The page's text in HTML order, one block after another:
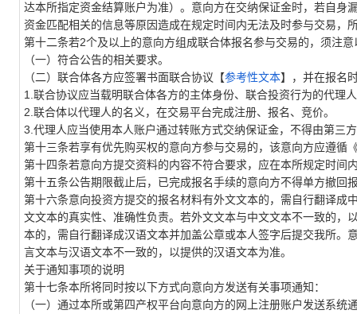
达本所指定资金结算账户为准）。意向方在交纳保证金时，若自
资金匹配相关的信息等原因造成在规定时间内无法及时参与交易，
第十二条若2个及以上的意向方组成联合体报名参与交易的，须注意
（一）符合公告的相关要求。
（二）联合体各方应签署书面联合协议【参考性文本】，并在报名
1.联合协议应当载明联合体各方的主体身份、联合投资行为的代理
2.联合体以代理人的名义，在交易平台完成注册、报名、竞价。
3.代理人应当使用本人账户通过转账方式交纳保证金，不得由第三
第十三条若享有优先购买权的意向方参与交易的，该意向方应遵循
第十四条若意向方提交资料的内容不符合要求，应在本所规定时
第十五条公告期限截止后，已完成报名手续的意向方不得单方撤回
第十六条意向投资方提交的报名材料有外文文本的，需自行翻译
文文本的真实性、准确性负责。若外文文本与中文文本不一致的
本的，需自行翻译成汉语文本并加盖公章或本人签字后提交我所
言文本与汉语文本不一致的，以提供的汉语文本为准。
关于通知事项的说明
第十七条本所将同时按以下方式向意向方发送有关事项通知：
（一）通过本所或第四产权平台向意向方的网上注册账户发送系统